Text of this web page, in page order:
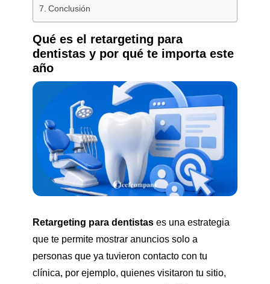
Conclusión
Qué es el retargeting para
dentistas y por qué te importa este
año
Retargeting para dentistases una estrategia
que te permite mostrar anuncios solo a
personas que ya tuvieron contacto con tu
clínica, por ejemplo, quienes visitaron tu sitio,